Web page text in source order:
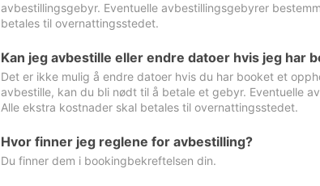
avbestillingsgebyr. Eventuelle avbestillingsgebyrer
betales til overnattingsstedet.
Kan jeg avbestille eller endre datoer hvis jeg har
Det er ikke mulig å endre datoer hvis du har booket et
avbestille, kan du bli nødt til å betale et gebyr. Eventuelle
Alle ekstra kostnader skal betales til overnattingsstedet.
Hvor finner jeg reglene for avbestilling?
Du finner dem i bookingbekreftelsen din.